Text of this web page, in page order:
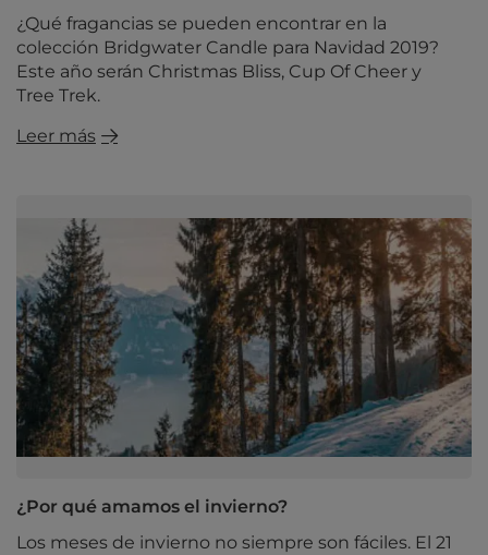
¿Qué fragancias se pueden encontrar en la
colección Bridgwater Candle para Navidad 2019?
Este año serán Christmas Bliss, Cup Of Cheer y
Tree Trek.
Leer más
¿Por qué amamos el invierno?
Los meses de invierno no siempre son fáciles. El 21